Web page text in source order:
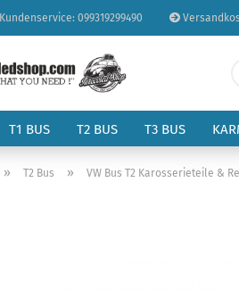
Kundenservice: 099319299490
T1 BUS T2 BUS T3 BUS
» T2 Bus » VW Bus T2 Karosserieteile &